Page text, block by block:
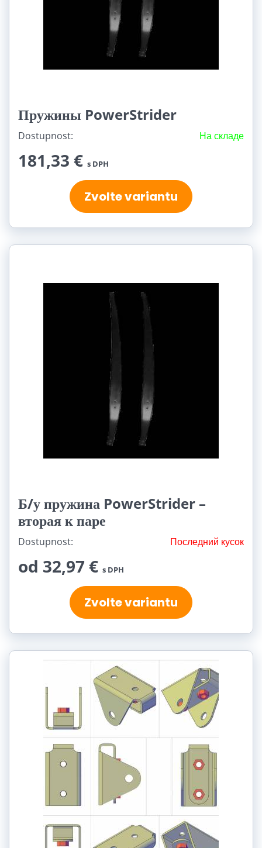
Пружины PowerStrider
Dostupnost: На складе
181,33 € s DPH
Zvolte variantu
Б/у пружина PowerStrider –
вторая к паре
Dostupnost: Последний кусок
od 32,97 € s DPH
Zvolte variantu